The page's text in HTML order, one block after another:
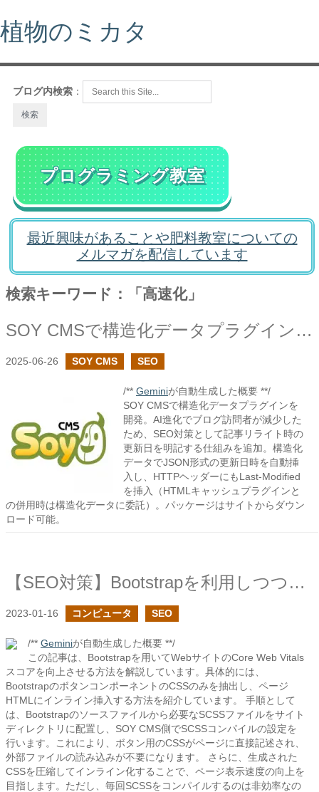
植物のミカタ
ブログ内検索 ：
プログラミング教室
最近興味があることや肥料教室についての
メルマガを配信しています
検索キーワード：「高速化」
SOY CMSで構造化データプラグインを作成しました
2025-06-26 SOY CMS SEO
/** Geminiが自動生成した概要 **/
SOY CMSで構造化データプラグインを
開発。AI進化でブログ訪問者が減少した
ため、SEO対策として記事リライト時の
更新日を明記する仕組みを追加。構造化
データでJSON形式の更新日時を自動挿
入し、HTTPヘッダーにもLast-Modified
を挿入（HTMLキャッシュプラグインと
の併用時は構造化データに委託）。パッケージはサイトからダウン
ロード可能。
【SEO対策】Bootstrapを利用しつつ、Core Web Vitalsのスコアを改善する
2023-01-16 コンピュータ SEO
/** Geminiが自動生成した概要 **/
この記事は、Bootstrapを用いてWebサイトのCore Web Vitals
スコアを向上させる方法を解説しています。具体的には、
BootstrapのボタンコンポーネントのCSSのみを抽出し、ページ
HTMLにインライン挿入する方法を紹介しています。 手順として
は、Bootstrapのソースファイルから必要なSCSSファイルをサイト
ディレクトリに配置し、SOY CMS側でSCSSコンパイルの設定を
行います。これにより、ボタン用のCSSがページに直接記述され、
外部ファイルの読み込みが不要になります。 さらに、生成された
CSSを圧縮してインライン化することで、ページ表示速度の向上を
目指します。ただし、毎回SCSSをコンパイルするのは非効率なの